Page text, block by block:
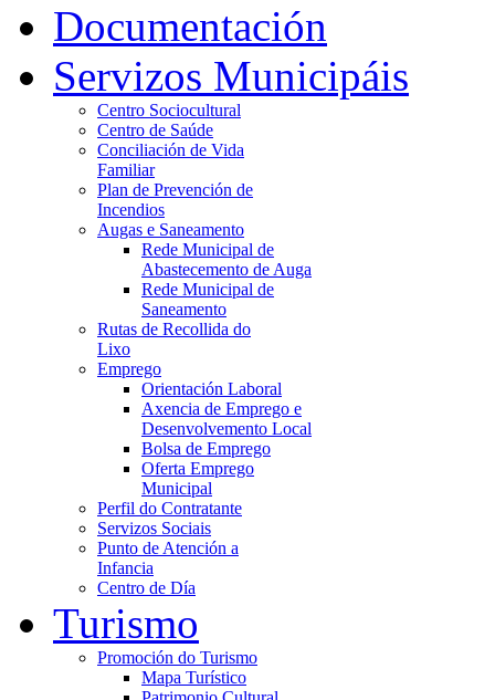
Documentación
Servizos Municipáis
Centro Sociocultural
Centro de Saúde
Conciliación de Vida
Familiar
Plan de Prevención de
Incendios
Augas e Saneamento
Rede Municipal de
Abastecemento de Auga
Rede Municipal de
Saneamento
Rutas de Recollida do
Lixo
Emprego
Orientación Laboral
Axencia de Emprego e
Desenvolvemento Local
Bolsa de Emprego
Oferta Emprego
Municipal
Perfil do Contratante
Servizos Sociais
Punto de Atención a
Infancia
Centro de Día
Turismo
Promoción do Turismo
Mapa Turístico